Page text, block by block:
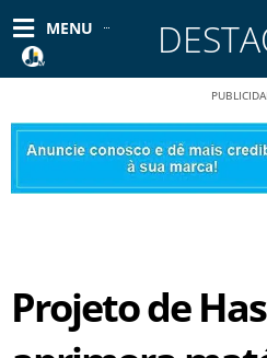
para
conteúdo
MENU
Projeto de